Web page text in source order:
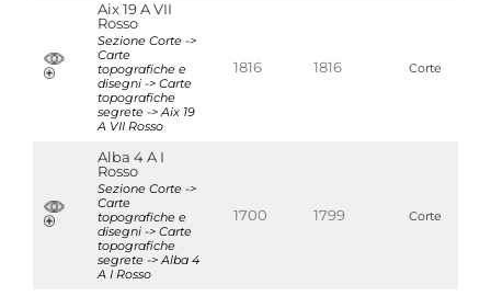
Aix 19 A VII
Rosso
Sezione Corte ->
Carte
topografiche e
disegni -> Carte
topografiche
segrete -> Aix 19
A VII Rosso
1816 1816 Corte
Alba 4 A I
Rosso
Sezione Corte ->
Carte
topografiche e
disegni -> Carte
topografiche
segrete -> Alba 4
A I Rosso
1700 1799 Corte